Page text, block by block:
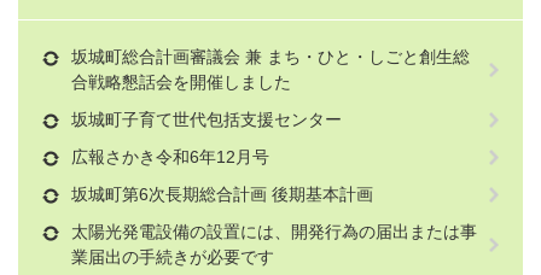
坂城町総合計画審議会 兼 まち・ひと・しごと創生総
合戦略懇話会を開催しました
坂城町子育て世代包括支援センター
広報さかき令和6年12月号
坂城町第6次長期総合計画 後期基本計画
太陽光発電設備の設置には、開発行為の届出または事
業届出の手続きが必要です